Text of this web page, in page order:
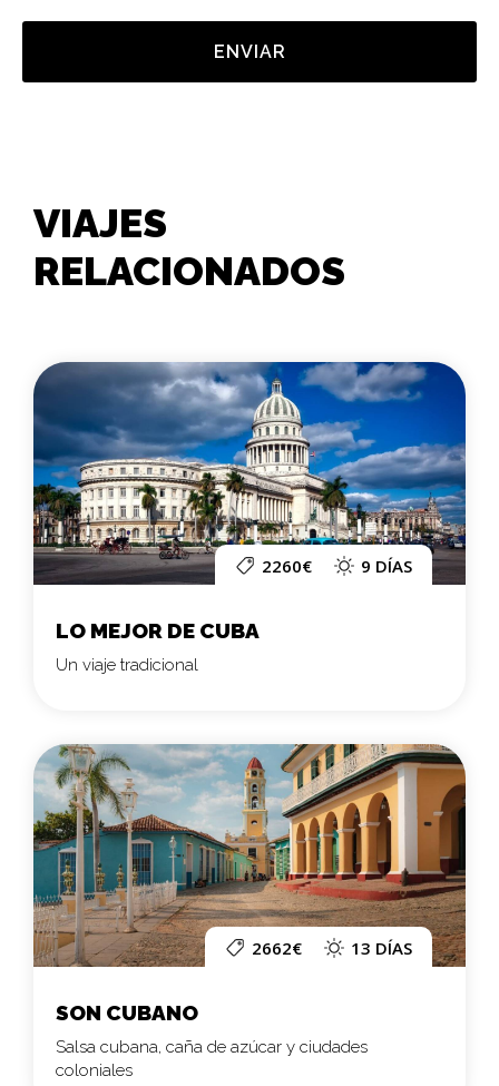
ENVIAR
VIAJES
RELACIONADOS
2260€ 9 DÍAS
LO MEJOR DE CUBA
Un viaje tradicional
2662€ 13 DÍAS
SON CUBANO
Salsa cubana, caña de azúcar y ciudades
coloniales